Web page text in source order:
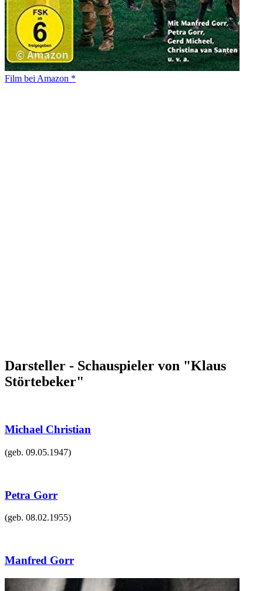
Film bei Amazon *
Darsteller - Schauspieler von "Klaus
Störtebeker"
Michael Christian
(geb. 09.05.1947)
Petra Gorr
(geb. 08.02.1955)
Manfred Gorr